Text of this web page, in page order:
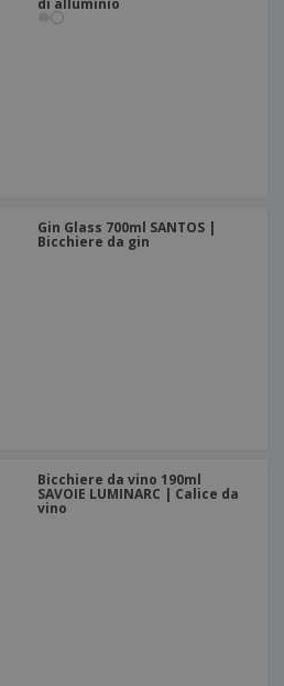
di alluminio
Gin Glass 700ml SANTOS |
Bicchiere da gin
Bicchiere da vino 190ml
SAVOIE LUMINARC | Calice da
vino